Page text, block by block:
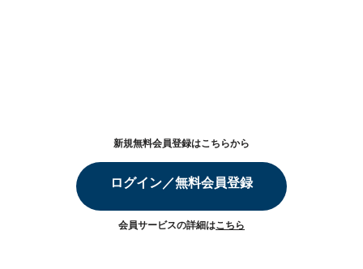
新規無料会員登録はこちらから
ログイン／無料会員登録
会員サービスの詳細はこちら